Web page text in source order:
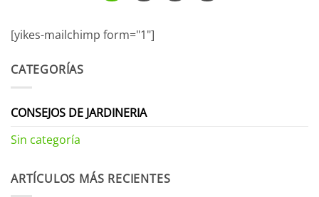
[yikes-mailchimp form="1"]
CATEGORÍAS
CONSEJOS DE JARDINERIA
Sin categoría
ARTÍCULOS MÁS RECIENTES